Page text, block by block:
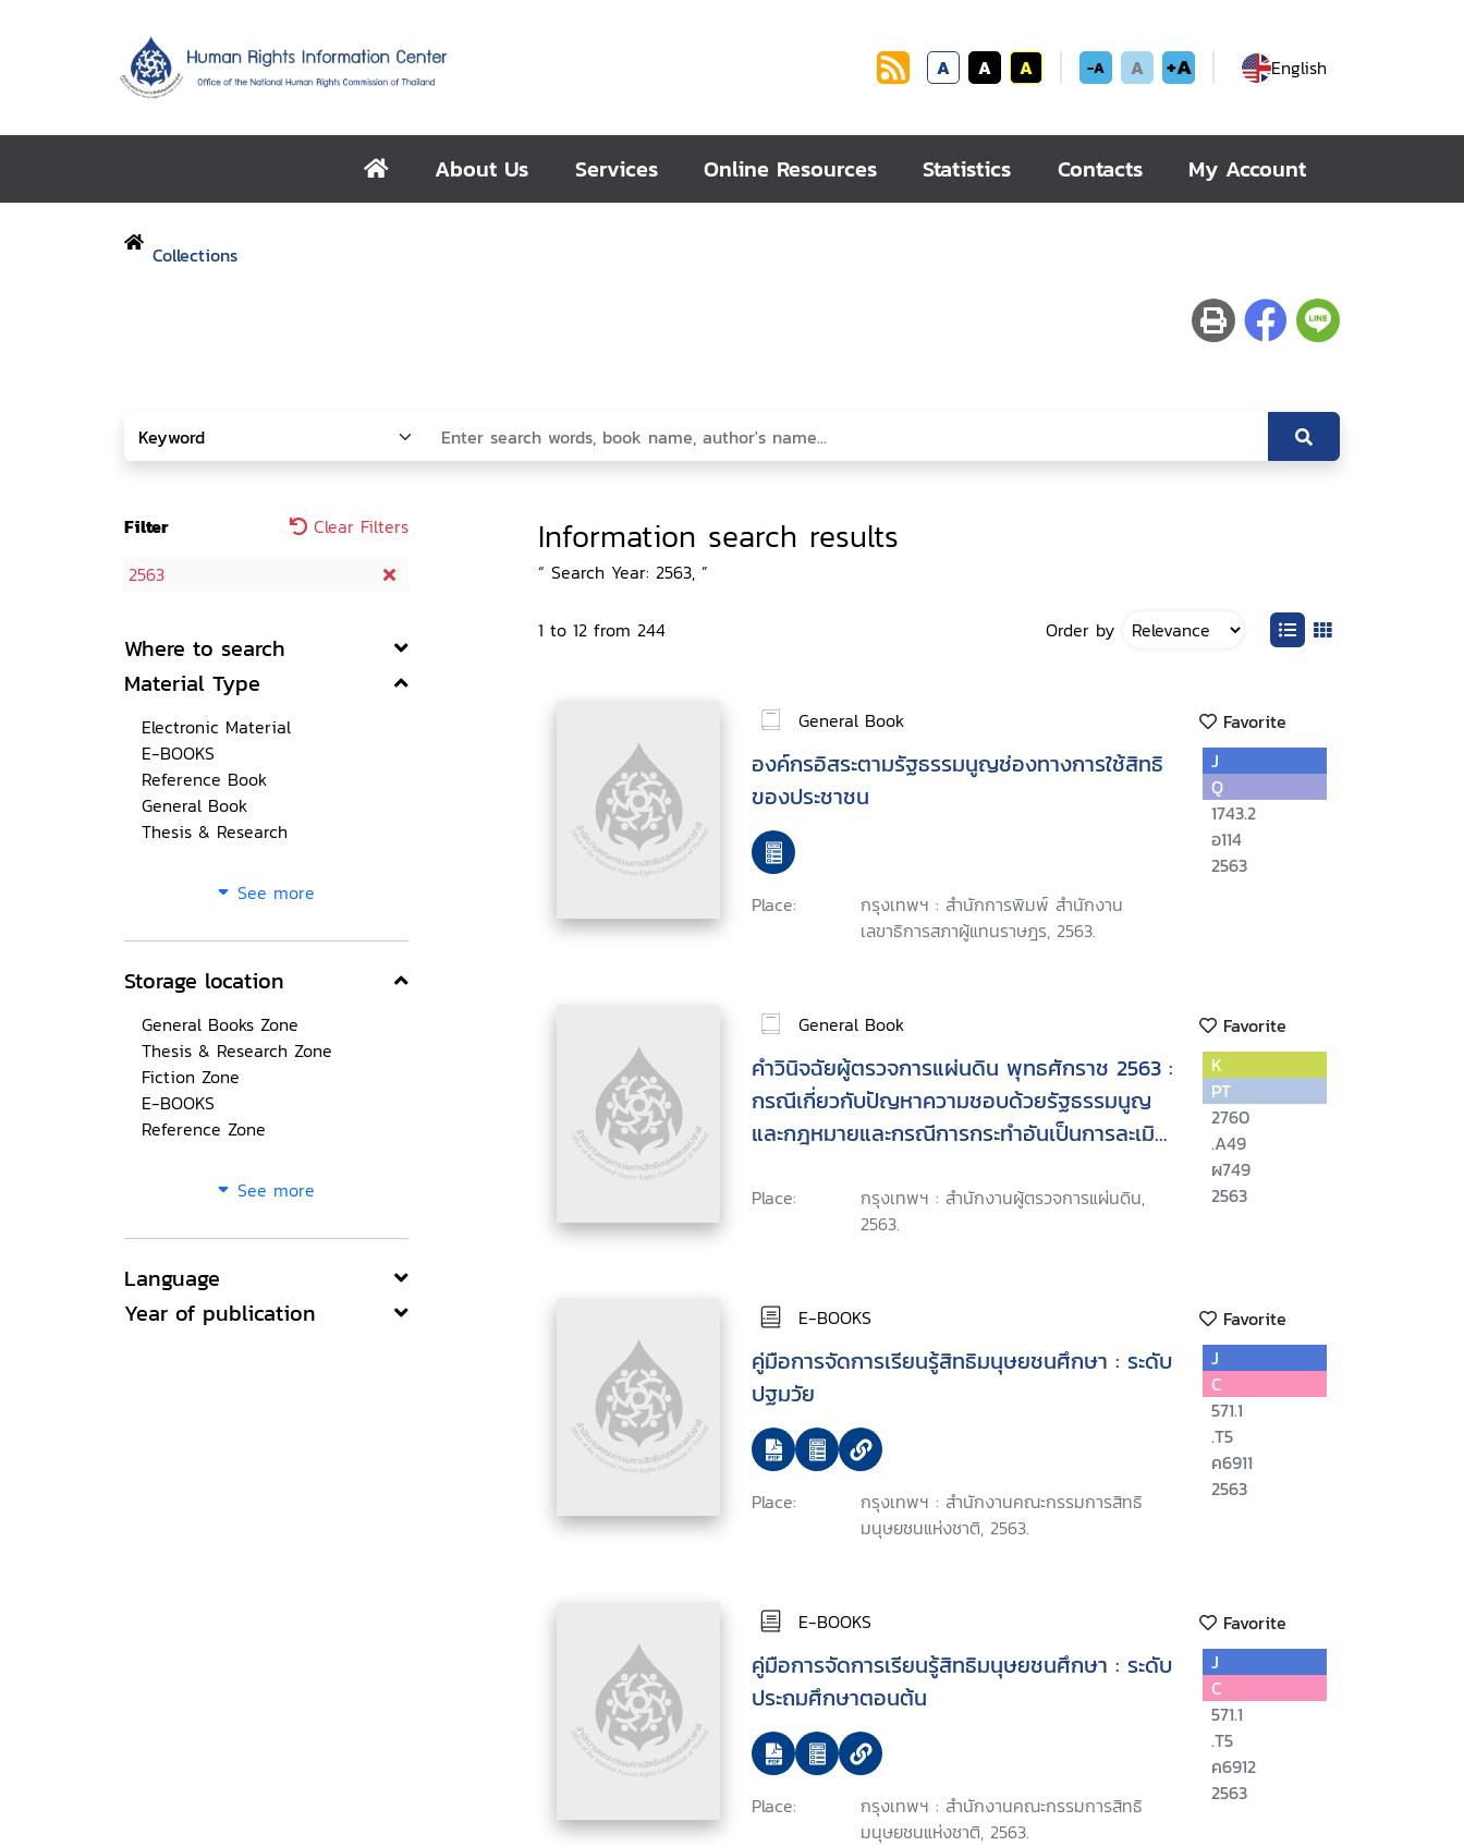
A A A -A A +A English
About Us Services Online Resources Statistics Contacts My Account
Collections
Filter
Clear Filters
2563
Where to search
Material Type
Electronic Material
E-BOOKS
Reference Book
General Book
Thesis & Research
See more
Storage location
General Books Zone
Thesis & Research Zone
Fiction Zone
E-BOOKS
Reference Zone
See more
Language
Year of publication
Information search results
“ Search Year: 2563, ”
1 to 12 from 244 Order by
General Book Favorite
องค์กรอิสระตามรัฐธรรมนูญช่องทางการใช้สิทธิ
ของประชาชน
Place:
กรุงเทพฯ : สำนักการพิมพ์ สำนักงาน
เลขาธิการสภาผู้แทนราษฎร, 2563.
J
Q
1743.2
อ114
2563
General Book Favorite
คำวินิจฉัยผู้ตรวจการแผ่นดิน พุทธศักราช 2563 :
กรณีเกี่ยวกับปัญหาความชอบด้วยรัฐธรรมนูญ
และกฎหมายและกรณีการกระทำอันเป็นการละเมิด
Place:
กรุงเทพฯ : สำนักงานผู้ตรวจการแผ่นดิน,
2563.
K
PT
2760
.A49
ผ749
2563
E-BOOKS Favorite
คู่มือการจัดการเรียนรู้สิทธิมนุษยชนศึกษา : ระดับ
ปฐมวัย
Place:
กรุงเทพฯ : สำนักงานคณะกรรมการสิทธิ
มนุษยชนแห่งชาติ, 2563.
J
C
571.1
.T5
ค6911
2563
E-BOOKS Favorite
คู่มือการจัดการเรียนรู้สิทธิมนุษยชนศึกษา : ระดับ
ประถมศึกษาตอนต้น
Place:
กรุงเทพฯ : สำนักงานคณะกรรมการสิทธิ
มนุษยชนแห่งชาติ, 2563.
J
C
571.1
.T5
ค6912
2563